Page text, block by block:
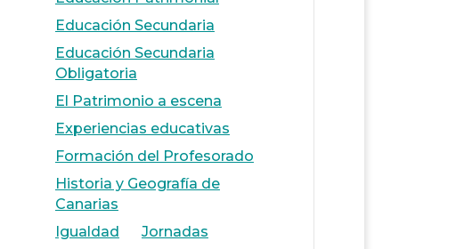
Educación Secundaria
Educación Secundaria
Obligatoria
El Patrimonio a escena
Experiencias educativas
Formación del Profesorado
Historia y Geografía de
Canarias
Igualdad
Jornadas